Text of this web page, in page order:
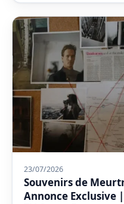
23/07/2026
Souvenirs de
Annonce Exclusive